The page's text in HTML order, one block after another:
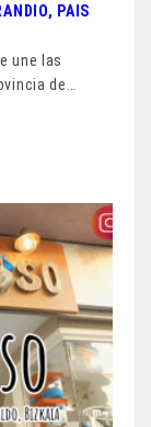
PAIS
une las
de…